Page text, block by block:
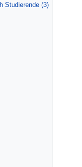
Studierende (3)